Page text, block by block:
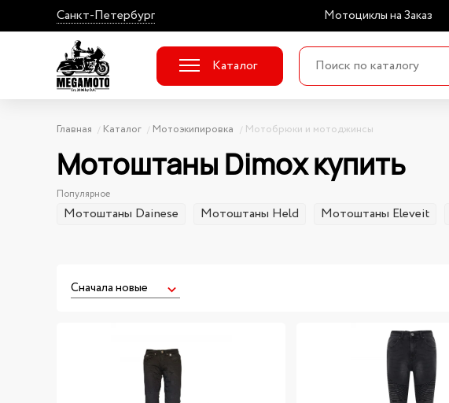
Санкт-Петербург Мотоциклы на Заказ
Каталог
Главная Каталог Мотоэкипировка Мотобрюки и мотоджинсы
Мотоштаны Dimox купить
Популярное
Мотоштаны Dainese Мотоштаны Held Мотоштаны Eleveit